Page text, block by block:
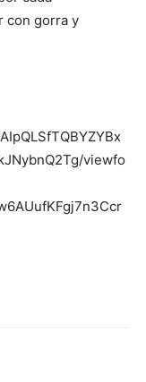
con gorra y
viewfo